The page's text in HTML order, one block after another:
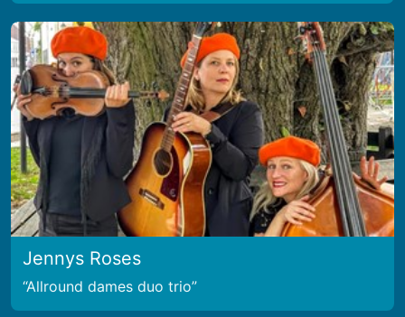
Jennys Roses
Allround dames duo trio